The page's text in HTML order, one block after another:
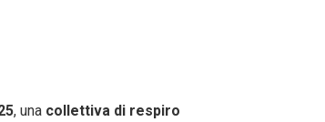
, una collettiva di respiro